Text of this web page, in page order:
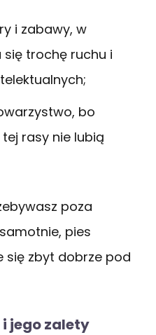
i zabawy, w
trochę ruchu i
bo
rasy nie lubią
poza
pies
się zbyt dobrze pod
jego zalety